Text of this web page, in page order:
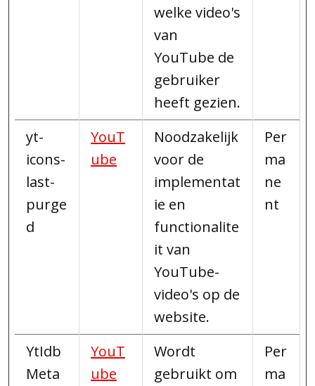
welke video's
van
YouTube de
gebruiker
heeft gezien.
yt-
icons-
last-
purge
d
YouT
ube
Noodzakelijk
voor de
implementat
ie en
functionalite
it van
YouTube-
video's op de
website.
Per
ma
ne
nt
YtIdb
Meta
YouT
ube
Wordt
gebruikt om
Per
ma